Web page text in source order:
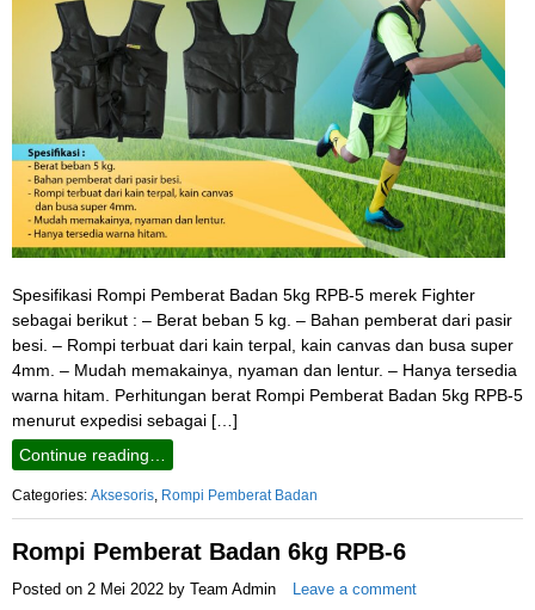
Spesifikasi Rompi Pemberat Badan 5kg RPB-5 merek Fighter
sebagai berikut : – Berat beban 5 kg. – Bahan pemberat dari pasir
besi. – Rompi terbuat dari kain terpal, kain canvas dan busa super
4mm. – Mudah memakainya, nyaman dan lentur. – Hanya tersedia
warna hitam. Perhitungan berat Rompi Pemberat Badan 5kg RPB-5
menurut expedisi sebagai […]
Continue reading…
Categories: Aksesoris, Rompi Pemberat Badan
Rompi Pemberat Badan 6kg RPB-6
Posted on 2 Mei 2022 by Team Admin Leave a comment